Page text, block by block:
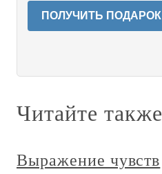
ПОЛУЧИТЬ ПОДАРОК
Читайте также
Выражение чувств